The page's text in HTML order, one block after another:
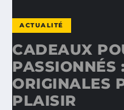
ACTUALITÉ
CADEAUX
PASSIONNÉS
ORIGINALES
PLAISIR